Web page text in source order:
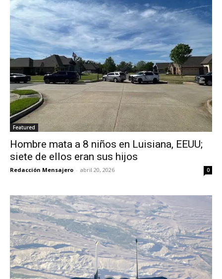
Featured
Hombre mata a 8 niños en Luisiana, EEUU;
siete de ellos eran sus hijos
Redacción Mensajero - abril 20, 2026 0